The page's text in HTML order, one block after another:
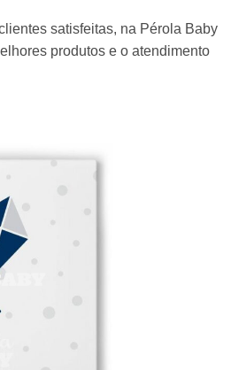
satisfeitas, na Pérola Baby
produtos e o atendimento